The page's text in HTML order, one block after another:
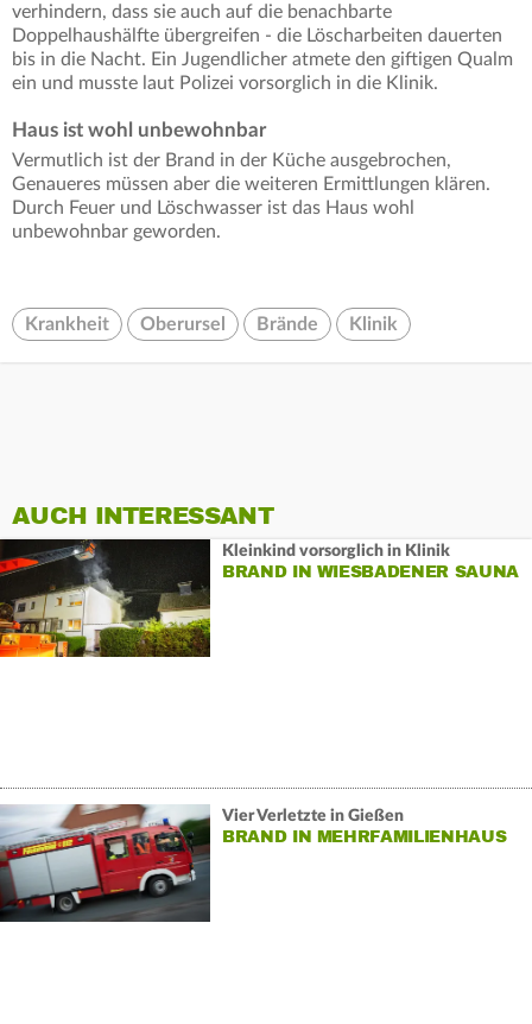
verhindern, dass sie auch auf die benachbarte
Doppelhaushälfte übergreifen - die Löscharbeiten dauerten
bis in die Nacht. Ein Jugendlicher atmete den giftigen Qualm
ein und musste laut Polizei vorsorglich in die Klinik.
Haus ist wohl unbewohnbar
Vermutlich ist der Brand in der Küche ausgebrochen,
Genaueres müssen aber die weiteren Ermittlungen klären.
Durch Feuer und Löschwasser ist das Haus wohl
unbewohnbar geworden.
Krankheit Oberursel Brände Klinik
AUCH INTERESSANT
Kleinkind vorsorglich in Klinik
BRAND IN WIESBADENER SAUNA
Vier Verletzte in Gießen
BRAND IN MEHRFAMILIENHAUS